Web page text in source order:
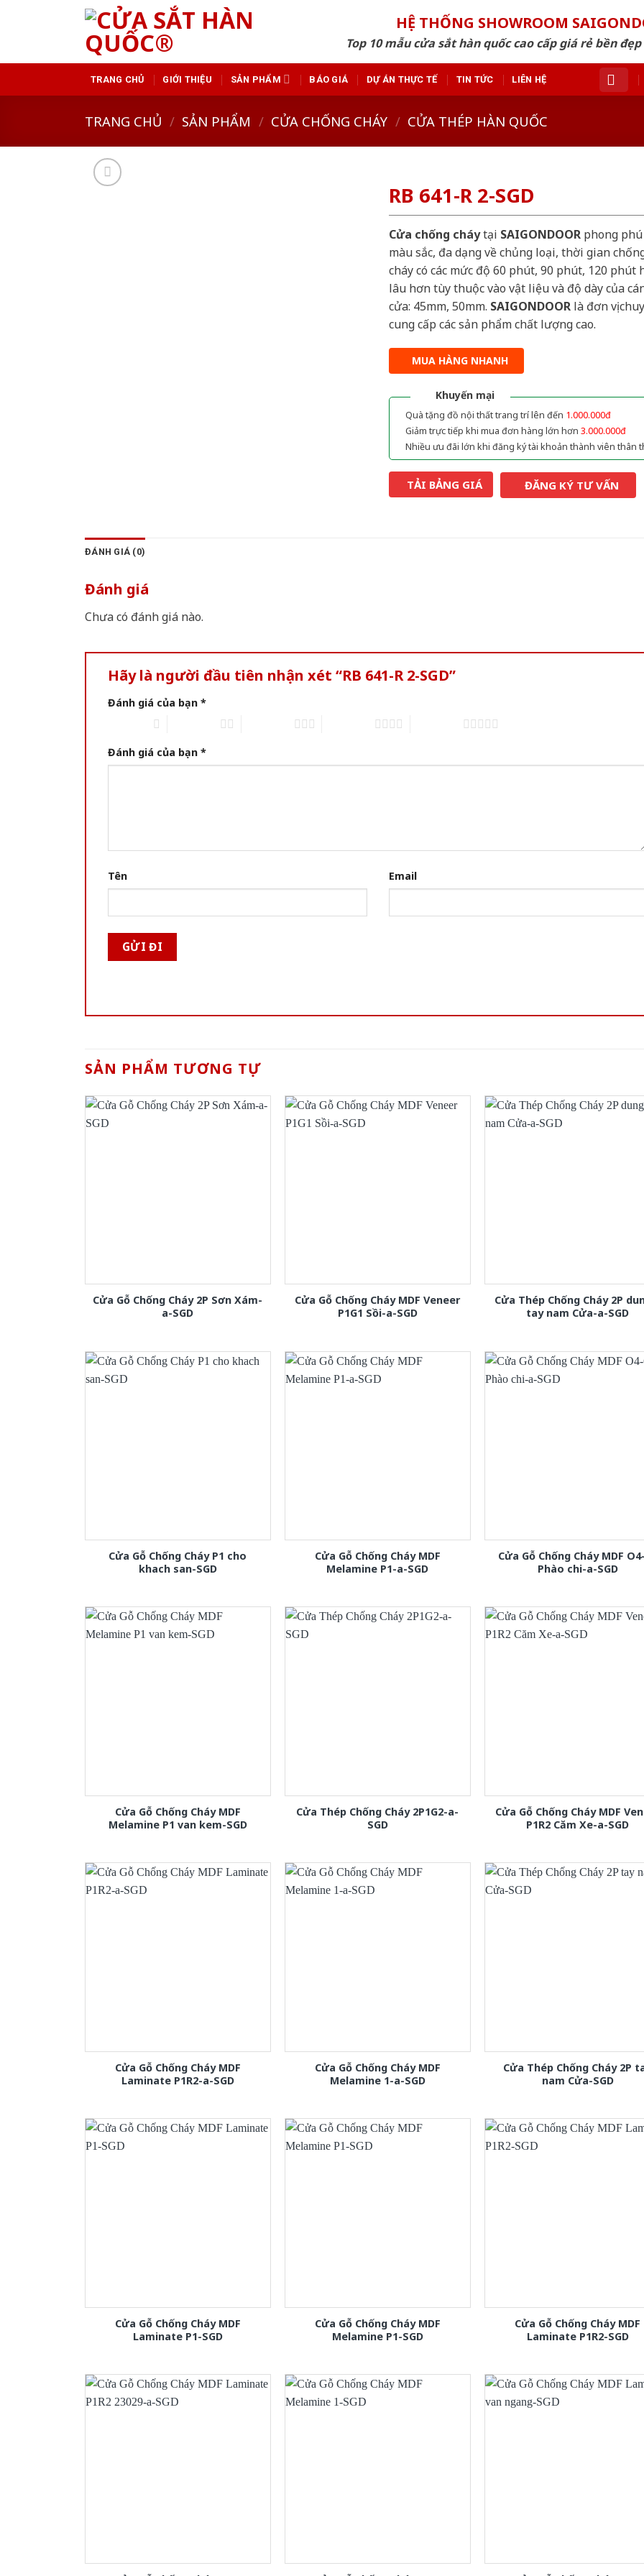
HỆ THỐNG SHOWROOM
Top 10 mẫu cửa sắt hàn quốc cao cấp giá rẻ bền
TRANG CHỦ GIỚI THIỆU SẢN PHẨM BÁO GIÁ DỰ ÁN THỰC TẾ TIN TỨC LIÊN HỆ
TRANG CHỦ / SẢN PHẨM / CỬA CHỐNG CHÁY / CỬA THÉP HÀN QUỐC
RB 641-R 2-SGD
Cửa chống cháytại SAIGONDOORphong phú
màu sắc, đa dạng về chủng loại, thời gian
cháy có các mức độ 60 phút, 90 phút, 120 phút
lâu hơn tùy thuộc vào vật liệu và độ dày của
cửa: 45mm, 50mm. SAIGONDOORlà đơn vị
cung cấp các sản phẩm chất lượng cao.
MUA HÀNG NHANH
Khuyến mại
Quà tặng đồ nội thất trang trí lên đến 1.000.000đ
Giảm trực tiếp khi mua đơn hàng lớn hơn 3.000.000đ
Nhiều ưu đãi lớn khi đăng ký tài khoản thành viên thân
TẢI BẢNG GIÁ ĐĂNG KÝ TƯ VẤN
ĐÁNH GIÁ (0)
Đánh giá
Chưa có đánh giá nào.
Hãy là người đầu tiên nhận xét “RB 641-R 2-SGD”
Đánh giá của bạn *
Đánh giá của bạn *
Tên Email
SẢN PHẨM TƯƠNG TỰ
Cửa Gỗ Chống Cháy 2P Sơn Xám-
a-SGD
Cửa Gỗ Chống Cháy MDF Veneer
P1G1 Sồi-a-SGD
Cửa Thép Chống Cháy 2P
tay nam Cửa-a-SGD
Cửa Gỗ Chống Cháy P1 cho
khach san-SGD
Cửa Gỗ Chống Cháy MDF
Melamine P1-a-SGD
Cửa Gỗ Chống Cháy MDF
Phào chi-a-SGD
Cửa Gỗ Chống Cháy MDF
Melamine P1 van kem-SGD
Cửa Thép Chống Cháy 2P1G2-a-
SGD
Cửa Gỗ Chống Cháy MDF
P1R2 Căm Xe-a-SGD
Cửa Gỗ Chống Cháy MDF
Laminate P1R2-a-SGD
Cửa Gỗ Chống Cháy MDF
Melamine 1-a-SGD
Cửa Thép Chống Cháy 2P
nam Cửa-SGD
Cửa Gỗ Chống Cháy MDF
Laminate P1-SGD
Cửa Gỗ Chống Cháy MDF
Melamine P1-SGD
Cửa Gỗ Chống Cháy MDF
Laminate P1R2-SGD